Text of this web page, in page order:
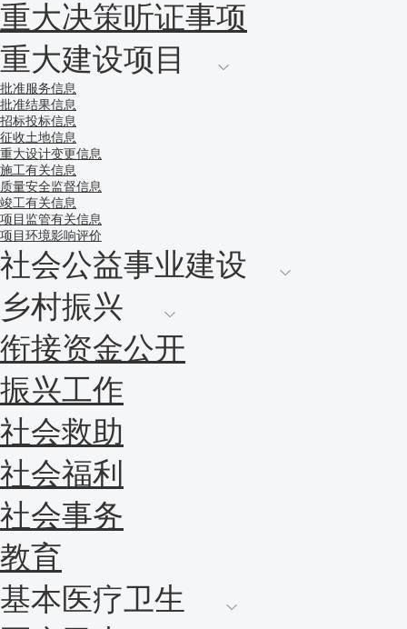
重大决策听证事项
重大建设项目
批准服务信息
批准结果信息
招标投标信息
征收土地信息
重大设计变更信息
施工有关信息
质量安全监督信息
竣工有关信息
项目监管有关信息
项目环境影响评价
社会公益事业建设
乡村振兴
衔接资金公开
振兴工作
社会救助
社会福利
社会事务
教育
基本医疗卫生